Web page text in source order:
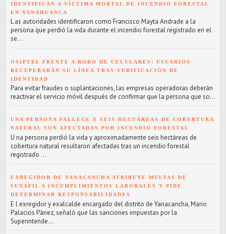
IDENTIFICAN A VÍCTIMA MORTAL DE INCENDIO FORESTAL
EN YANAHUANCA
L as autoridades identificaron como Francisco Mayta Andrade a la
persona que perdió la vida durante el incendio forestal registrado en el
se...
OSIPTEL FRENTE A ROBO DE CELULARES: USUARIOS
RECUPERARÁN SU LÍNEA TRAS VERIFICACIÓN DE
IDENTIDAD
Para evitar fraudes o suplantaciones, las empresas operadoras deberán
reactivar el servicio móvil después de confirmar que la persona que so...
UNA PERSONA FALLECE Y SEIS HECTÁREAS DE COBERTURA
NATURAL SON AFECTADAS POR INCENDIO FORESTAL
U na persona perdió la vida y aproximadamente seis hectáreas de
cobertura natural resultaron afectadas tras un incendio forestal
registrado ...
EXREGIDOR DE YANACANCHA ATRIBUYE MULTAS DE
SUNAFIL A INCUMPLIMIENTOS LABORALES Y PIDE
DETERMINAR RESPONSABILIDADES
E l exregidor y exalcalde encargado del distrito de Yanacancha, Mario
Palacios Pánez, señaló que las sanciones impuestas por la
Superintende...